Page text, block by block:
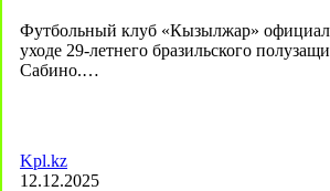
Футбольный клуб «Кызылжар»
уходе 29-летнего бразильского
Сабино.…
Kpl.kz
12.12.2025